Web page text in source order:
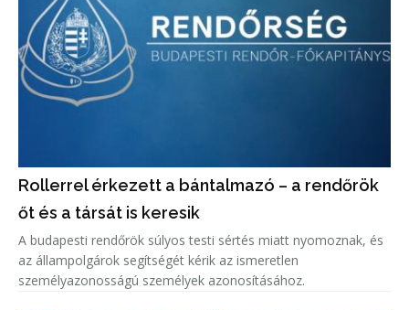
Rollerrel érkezett a bántalmazó – a rendőrök
őt és a társát is keresik
A budapesti rendőrök súlyos testi sértés miatt nyomoznak, és
az állampolgárok segítségét kérik az ismeretlen
személyazonosságú személyek azonosításához.